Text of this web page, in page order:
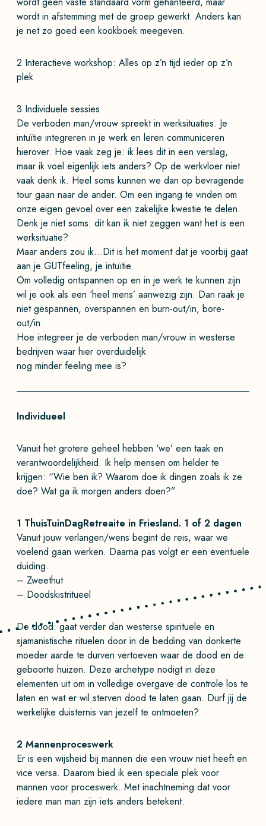
wordt in afstemming met de groep gewerkt. Anders kan
je net zo goed een kookboek meegeven.
2 Interactieve workshop: Alles op z’n tijd ieder op z’n
plek
3 Individuele sessies
De verboden man/vrouw spreekt in werksituaties. Je
intuïtie integreren in je werk en leren communiceren
hierover. Hoe vaak zeg je: ik lees dit in een verslag,
maar ik voel eigenlijk iets anders? Op de werkvloer niet
vaak denk ik. Heel soms kunnen we dan op bevragende
tour gaan naar de ander. Om een ingang te vinden om
onze eigen gevoel over een zakelijke kwestie te delen.
Denk je niet soms: dit kan ik niet zeggen want het is een
werksituatie?
Maar anders zou ik…Dit is het moment dat je voorbij gaat
aan je GUTfeeling, je intuïtie.
Om volledig ontspannen op en in je werk te kunnen zijn
wil je ook als een ‘heel mens’ aanwezig zijn. Dan raak je
niet gespannen, overspannen en burn-out/in, bore-
out/in.
Hoe integreer je de verboden man/vrouw in westerse
bedrijven waar hier overduidelijk
nog minder feeling mee is?
Individueel
Vanuit het grotere geheel hebben ‘we’ een taak en
verantwoordelijkheid. Ik help mensen om helder te
krijgen: “Wie ben ik? Waarom doe ik dingen zoals ik ze
doe? Wat ga ik morgen anders doen?”
1 ThuisTuinDagRetreaite in Friesland. 1 of 2 dagen
Vanuit jouw verlangen/wens begint de reis, waar we
voelend gaan werken. Daarna pas volgt er een eventuele
duiding.
– Zweethut
– Doodskistritueel
De dood: gaat verder dan westerse spirituele en
sjamanistische rituelen door in de bedding van donkerte
moeder aarde te durven vertoeven waar de dood en de
geboorte huizen. Deze archetype nodigt in deze
elementen uit om in volledige overgave de controle los te
laten en wat er wil sterven dood te laten gaan. Durf jij de
werkelijke duisternis van jezelf te ontmoeten?
2 Mannenproceswerk
Er is een wijsheid bij mannen die een vrouw niet heeft en
vice versa. Daarom bied ik een speciale plek voor
mannen voor proceswerk. Met inachtneming dat voor
iedere man man zijn iets anders betekent.